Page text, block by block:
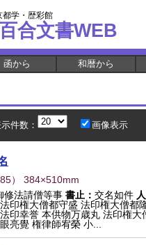
都学・歴彩館
合文書WEB
函から 和暦から
件数： 画像表示
） 384×510mm
修法請僧等事 書止： 交名如件
印権大僧都守盛 法印権大僧都
印幸誉 本供物万歳丸 法印権
亮覺 権律師宥榮 小...